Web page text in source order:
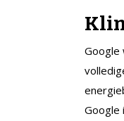
Google
Google